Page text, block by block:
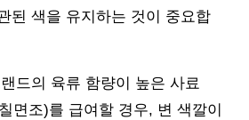
된 색을 유지하는 것이 중요합
드의 육류 함량이 높은 사료
면조)를 급여할 경우, 변 색깔이